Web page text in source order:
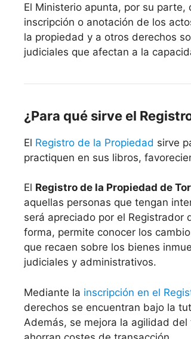
El Ministerio apunta, por su parte,
inscripción o anotación de los
la propiedad y a otros derechos
judiciales que afectan a la
¿Para qué sirve el
El Registro de la Propiedad sirve
practiquen en sus libros,
El Registro de la Propiedad de
aquellas personas que tengan
será apreciado por el Registrador
forma, permite conocer los
que recaen sobre los bienes
judiciales y administrativos.
Mediante la inscripción en el
derechos se encuentran bajo la
Además, se mejora la agilidad